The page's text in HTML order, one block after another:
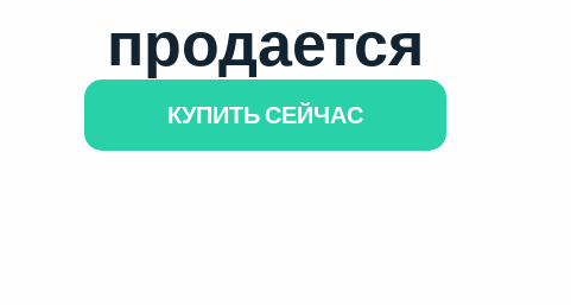
продается
КУПИТЬ СЕЙЧАС